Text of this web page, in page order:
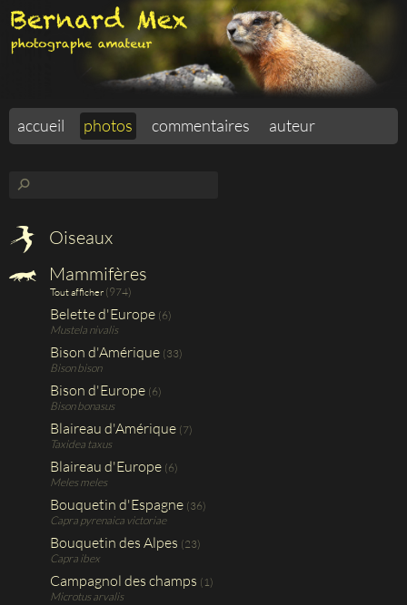
accueil photos commentaires auteur
⚲
Oiseaux
Mammifères
Tout afficher (974)
Belette d'Europe (6)
Mustela nivalis
Bison d'Amérique (33)
Bison bison
Bison d'Europe (6)
Bison bonasus
Blaireau d'Amérique (7)
Taxidea taxus
Blaireau d'Europe (6)
Meles meles
Bouquetin d'Espagne (36)
Capra pyrenaica victoriae
Bouquetin des Alpes (23)
Capra ibex
Campagnol des champs (1)
Microtus arvalis